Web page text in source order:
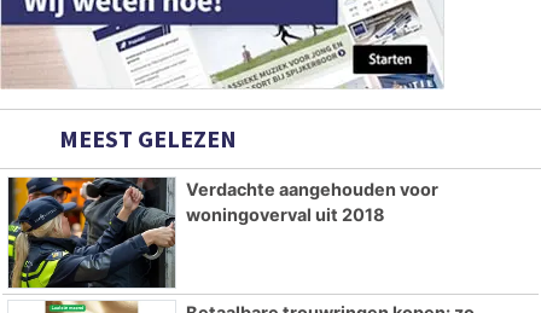
MEEST GELEZEN
Verdachte aangehouden voor
woningoverval uit 2018